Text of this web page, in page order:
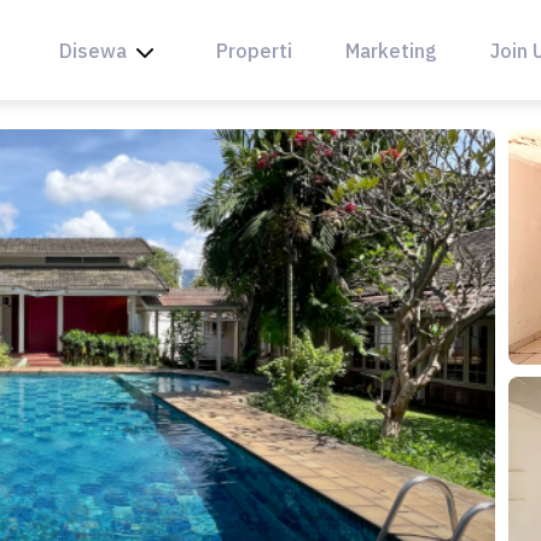
Disewa Properti Marketing Join